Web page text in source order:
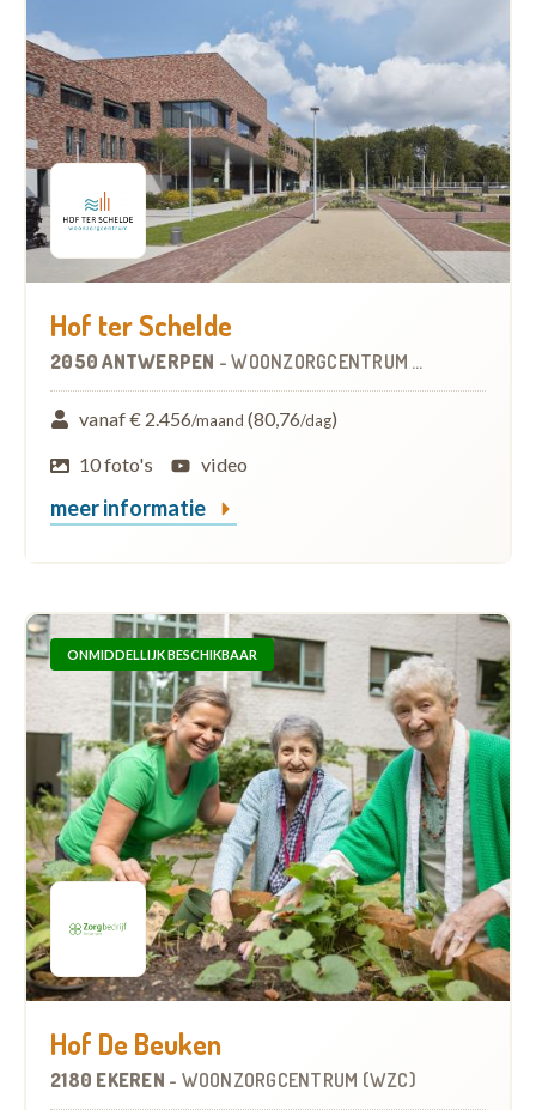
Hof ter Schelde
2050 ANTWERPEN -WOONZORGCENTRUM (WZC)
vanaf € 2.456/maand (80,76/dag)
10 foto's
video
meer informatie
ONMIDDELLIJK BESCHIKBAAR
Hof De Beuken
2180 EKEREN - WOONZORGCENTRUM (WZC)